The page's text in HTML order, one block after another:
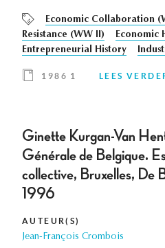
Economic Collaboration
Resistance (WW II)
Economic
Entrepreneurial History
1986 1 LEES
Ginette Kurgan-Van
Générale de Belgique.
collective, Bruxelles, De
1996
AUTEUR(S)
Jean-François Crombois